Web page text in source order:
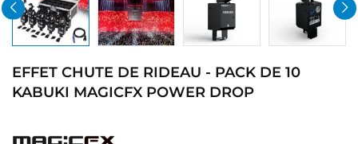
EFFET CHUTE DE RIDEAU - PACK DE 10
KABUKI MAGICFX POWER DROP